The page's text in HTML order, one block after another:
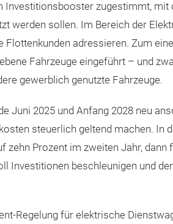
Investitionsbooster zugestimmt, mit
werden sollen. Im Bereich der
adressieren. Zum
Fahrzeuge eingeführt – und
gewerblich genutzte Fahrzeuge.
Juni 2025 und Anfang 2028 neu
steuerlich geltend machen. In
Prozent im zweiten Jahr, dann
Investitionen beschleunigen und
Regelung für elektrische